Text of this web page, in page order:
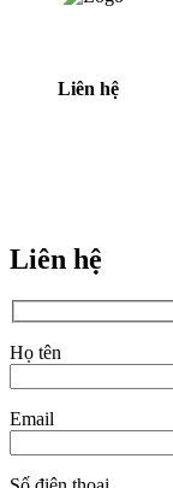
Liên hệ
Liên hệ
Họ tên
Email